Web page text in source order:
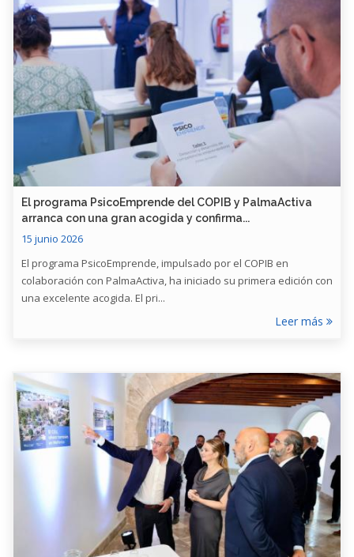
​El programa PsicoEmprende del COPIB y PalmaActiva
arranca con una gran acogida y confirma...
15 junio 2026
El programa PsicoEmprende, impulsado por el COPIB en
colaboración con PalmaActiva, ha iniciado su primera edición con
una excelente acogida. El pri...
Leer más